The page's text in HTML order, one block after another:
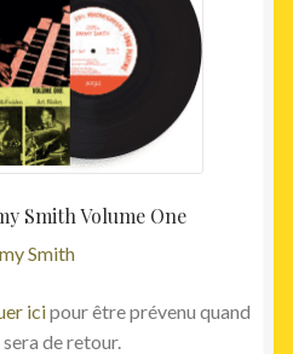
Smith Volume One
Smith
icipour être prévenu quand
de retour.